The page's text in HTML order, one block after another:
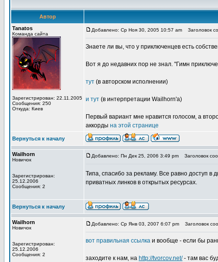
Автор
Tanatos
Команда сайта
Зарегистрирован: 22.11.2005
Сообщения: 250
Откуда: Киев
Добавлено: Ср Ноя 30, 2005 10:57 am Заголовок
Знаете ли вы, что у приключенцев есть
Вот я до недавних пор не знал. "Гимн
тут (в авторском исполнении)
и тут (в интерпретации Wailhorn'a)
Первый вариант мне нравится голосом, а
аккорды на этой странице
Вернуться к началу
Wailhorn
Новичок
Зарегистрирован:
25.12.2006
Сообщения: 2
Добавлено: Пн Дек 25, 2006 3:49 pm Заголовок
Типа, спасибо за рекламу. Все равно доступ в
приватных линков в открытых ресурсах.
Вернуться к началу
Wailhorn
Новичок
Зарегистрирован:
25.12.2006
Сообщения: 2
Добавлено: Ср Янв 03, 2007 6:07 pm Заголовок
вот правильная ссылка и вообще - если бы
заходите к нам, на http://tvorcov.net/- там вас